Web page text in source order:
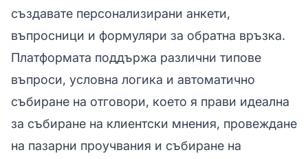
създавате персонализирани анкети,
въпросници и формуляри за обратна връзка.
Платформата поддържа различни типове
въпроси, условна логика и автоматично
събиране на отговори, което я прави идеална
за събиране на клиентски мнения, провеждане
на пазарни проучвания и събиране на